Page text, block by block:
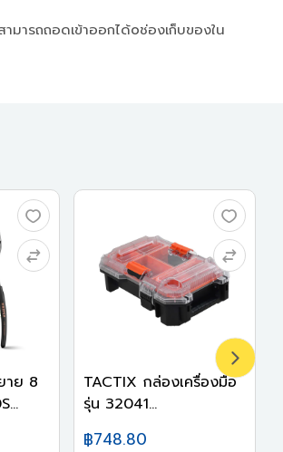
รถถอดเข้าออกได้oช่องเก็บของใน
าย 8
TACTIX กล่องเครื่องมือ
รุ่น 32041...
฿748.80